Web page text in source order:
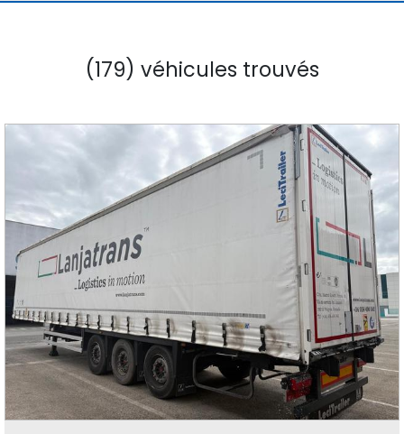
(179) véhicules trouvés